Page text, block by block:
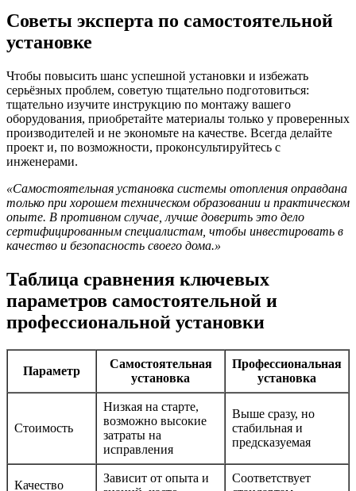
Советы эксперта по самостоятельной
установке
Чтобы повысить шанс успешной установки и избежать
серьёзных проблем, советую тщательно подготовиться:
тщательно изучите инструкцию по монтажу вашего
оборудования, приобретайте материалы только у проверенных
производителей и не экономьте на качестве. Всегда делайте
проект и, по возможности, проконсультируйтесь с
инженерами.
«Самостоятельная установка системы отопления оправдана
только при хорошем техническом образовании и практическом
опыте. В противном случае, лучше доверить это дело
сертифицированным специалистам, чтобы инвестировать в
качество и безопасность своего дома.»
Таблица сравнения ключевых
параметров самостоятельной и
профессиональной установки
Параметр
Самостоятельная
установка
Профессиональная
установка
Стоимость
Низкая на старте,
возможно высокие
затраты на
исправления
Выше сразу, но
стабильная и
предсказуемая
Качество
Зависит от опыта и
Соответствует